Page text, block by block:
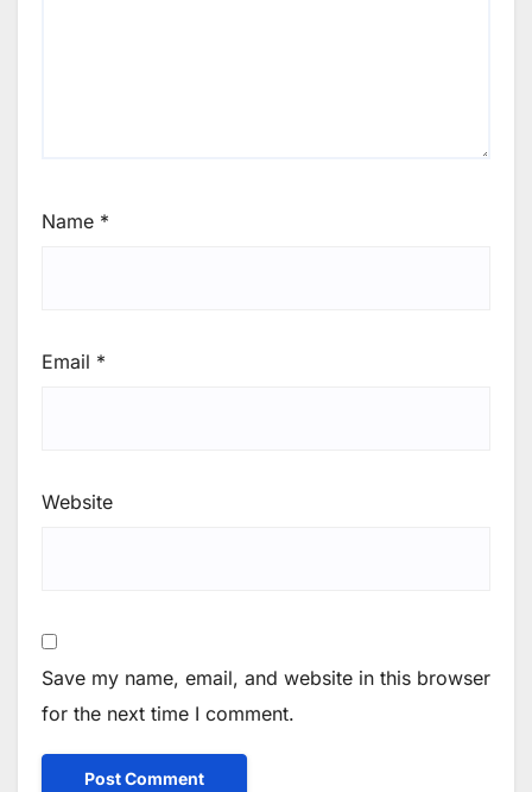
Name *
Email *
Website
Save my name, email, and website in this browser
for the next time I comment.